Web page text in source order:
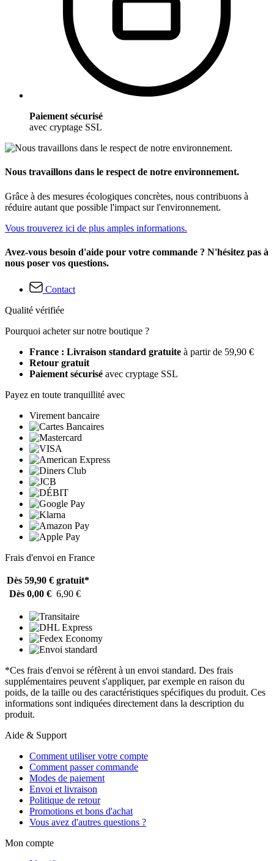
Paiement sécurisé
avec cryptage SSL
Nous travaillons dans le respect de notre environnement.
Grâce à des mesures écologiques concrètes, nous contribuons à
réduire autant que possible l'impact sur l'environnement.
Vous trouverez ici de plus amples informations.
Avez-vous besoin d'aide pour votre commande ? N'hésitez pas à
nous poser vos questions.
Contact
Qualité vérifiée
Pourquoi acheter sur notre boutique ?
France : Livraison standard gratuite à partir de 59,90 €
Retour gratuit
Paiement sécurisé avec cryptage SSL
Payez en toute tranquillité avec
Virement bancaire
Frais d'envoi en France
Dès 59,90 € gratuit*
Dès 0,00 € 6,90 €
*Ces frais d'envoi se réfèrent à un envoi standard. Des frais
supplémentaires peuvent s'appliquer, par exemple en raison du
poids, de la taille ou des caractéristiques spécifiques du produit. Ces
informations sont indiquées directement dans la description du
produit.
Aide & Support
Comment utiliser votre compte
Comment passer commande
Modes de paiement
Envoi et livraison
Politique de retour
Promotions et bons d'achat
Vous avez d'autres questions ?
Mon compte